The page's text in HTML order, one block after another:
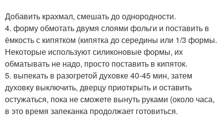
Добавить крахмал, смешать до однородности.
4. форму обмотать двумя слоями фольги и поставить в
ёмкость с кипятком (кипятка до середины или 1/3 формы.
Некоторые используют силиконовые формы, их
обматывать не надо, просто поставить в кипяток.
5. выпекать в разогретой духовке 40-45 мин, затем
духовку выключить, дверцу приоткрыть и оставить
остужаться, пока не сможете вынуть руками (около часа,
в это время запеканка продолжает готовиться.